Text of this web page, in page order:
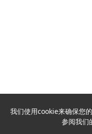
我们使用cookie来确保您
参阅我们